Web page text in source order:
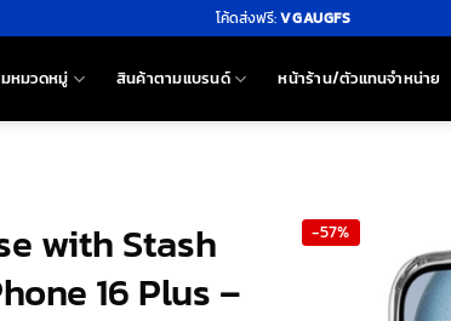
โค้ดส่งฟรี:VGAUGFS
หมวดหมู่ สินค้าตามแบรนด์ หน้าร้าน/ตัวแทนจำหน่าย
with Stash
16 Plus –
-57%